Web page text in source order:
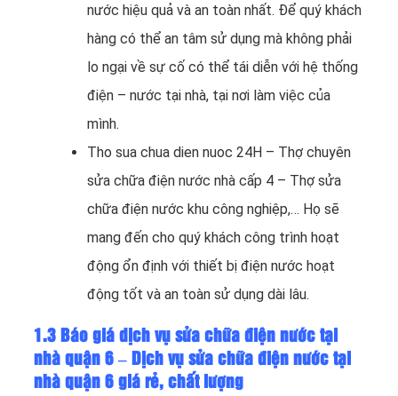
nước hiệu quả và an toàn nhất. Để quý khách
hàng có thể an tâm sử dụng mà không phải
lo ngại về sự cố có thể tái diễn với hệ thống
điện – nước tại nhà, tại nơi làm việc của
mình.
Tho sua chua dien nuoc 24H – Thợ chuyên
sửa chữa điện nước nhà cấp 4 – Thợ sửa
chữa điện nước khu công nghiệp,… Họ sẽ
mang đến cho quý khách công trình hoạt
động ổn định với thiết bị điện nước hoạt
động tốt và an toàn sử dụng dài lâu.
1.3 Báo giá dịch vụ sửa chữa điện nước tại
nhà quận 6 – Dịch vụ sửa chữa điện nước tại
nhà quận 6 giá rẻ, chất lượng